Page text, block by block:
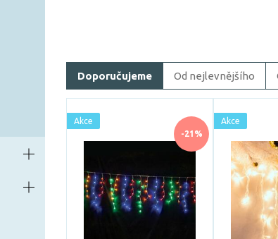
Doporučujeme Od nejlevnějšího
-21%
Akce Akce